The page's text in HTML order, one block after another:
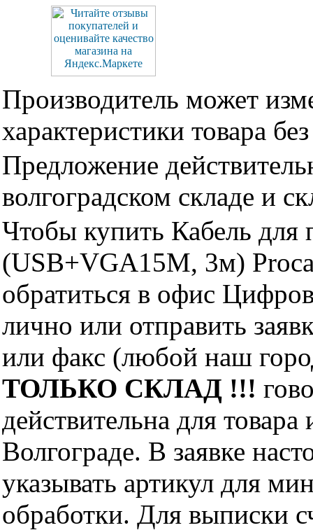
Производитель может
характеристики товара
Предложение
волгоградском складе и
Чтобы купить Кабель для
(USB+VGA15M, 3м)
обратиться в офис
лично или отправить
или факс (любой наш
ТОЛЬКО СКЛАД !!!
действительна для
Волгограде. В заявке
указывать артикул для
обработки. Для выписки